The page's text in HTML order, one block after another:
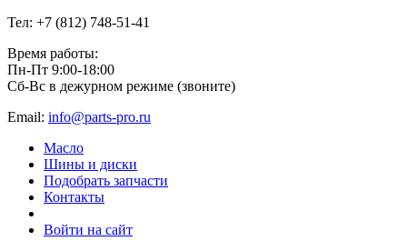
Тел: +7 (812) 748-51-41
Время работы:
Пн-Пт 9:00-18:00
Сб-Вс в дежурном режиме (звоните)
Email: info@parts-pro.ru
Масло
Шины и диски
Подобрать запчасти
Контакты
Войти на сайт